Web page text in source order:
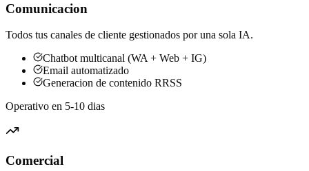
Comunicacion
Todos tus canales de cliente gestionados por una sola IA.
Chatbot multicanal (WA + Web + IG)
Email automatizado
Generacion de contenido RRSS
Operativo en 5-10 dias
Comercial